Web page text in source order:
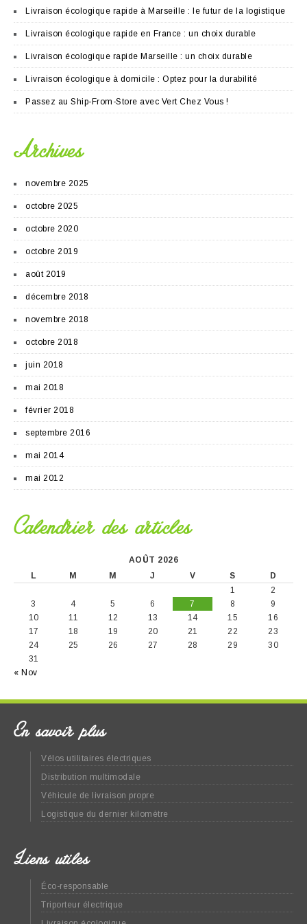
Livraison écologique rapide à Marseille : le futur de la logistique
Livraison écologique rapide en France : un choix durable
Livraison écologique rapide Marseille : un choix durable
Livraison écologique à domicile : Optez pour la durabilité
Passez au Ship-From-Store avec Vert Chez Vous !
Archives
novembre 2025
octobre 2025
octobre 2020
octobre 2019
août 2019
décembre 2018
novembre 2018
octobre 2018
juin 2018
mai 2018
février 2018
septembre 2016
mai 2014
mai 2012
Calendrier des articles
AOÛT 2026
L
M M J V S
D
1
2
3
4 5 6 7 8
9
10
11 12 13 14 15
16
17
18 19 20 21 22
23
24
25 26 27 28 29
30
31
« Nov
En savoir plus
Vélos utilitaires électriques
Distribution multimodale
Véhicule de livraison propre
Logistique du dernier kilomètre
Liens utiles
Éco-responsable
Triporteur électrique